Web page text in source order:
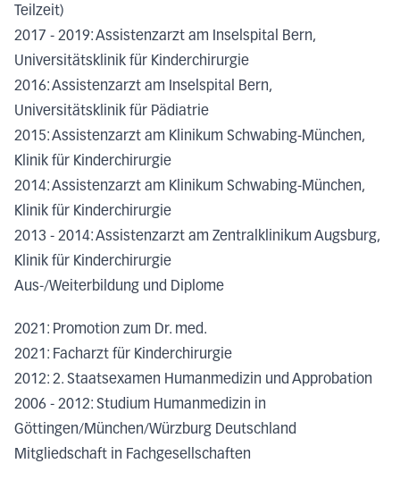
Teilzeit)
2017 - 2019: Assistenzarzt am Inselspital Bern,
Universitätsklinik für Kinderchirurgie
2016: Assistenzarzt am Inselspital Bern,
Universitätsklinik für Pädiatrie
2015: Assistenzarzt am Klinikum Schwabing-München,
Klinik für Kinderchirurgie
2014: Assistenzarzt am Klinikum Schwabing-München,
Klinik für Kinderchirurgie
2013 - 2014: Assistenzarzt am Zentralklinikum Augsburg,
Klinik für Kinderchirurgie
Aus-/Weiterbildung und Diplome
2021: Promotion zum Dr. med.
2021: Facharzt für Kinderchirurgie
2012: 2. Staatsexamen Humanmedizin und Approbation
2006 - 2012: Studium Humanmedizin in
Göttingen/München/Würzburg Deutschland
Mitgliedschaft in Fachgesellschaften